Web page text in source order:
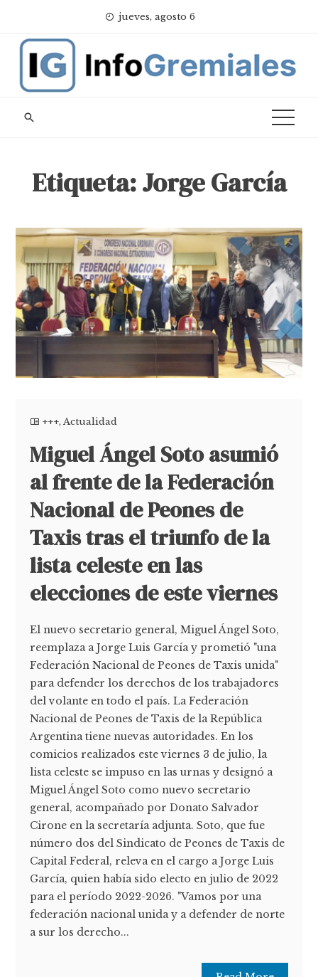
content
jueves, agosto 6
Etiqueta:Jorge García
+++,Actualidad
Miguel Ángel Soto asumió
al frente de la Federación
Nacional de Peones de
Taxis tras el triunfo de la
lista celeste en las
elecciones de este viernes
El nuevo secretario general, Miguel Ángel Soto,
reemplaza a Jorge Luis García y prometió "una
Federación Nacional de Peones de Taxis unida"
para defender los derechos de los trabajadores
del volante en todo el país. La Federación
Nacional de Peones de Taxis de la República
Argentina tiene nuevas autoridades. En los
comicios realizados este viernes 3 de julio, la
lista celeste se impuso en las urnas y designó a
Miguel Ángel Soto como nuevo secretario
general, acompañado por Donato Salvador
Cirone en la secretaría adjunta. Soto, que fue
número dos del Sindicato de Peones de Taxis de
Capital Federal, releva en el cargo a Jorge Luis
García, quien había sido electo en julio de 2022
para el período 2022-2026. "Vamos por una
federación nacional unida y a defender de norte
a sur los derecho...